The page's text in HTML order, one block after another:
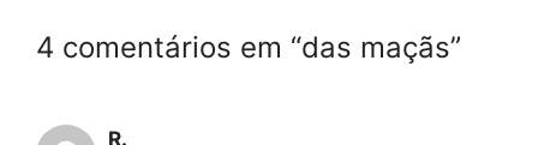
4 comentários em “das maçãs”
R.